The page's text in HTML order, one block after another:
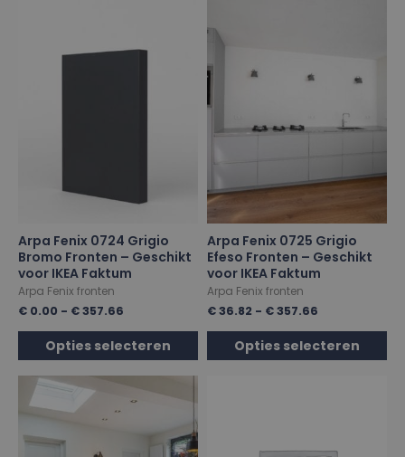
Arpa Fenix 0724 Grigio
Bromo Fronten – Geschikt
voor IKEA Faktum
Arpa Fenix fronten
€ 0.00 - €357.66
Opties selecteren
Arpa Fenix 0725 Grigio
Efeso Fronten – Geschikt
voor IKEA Faktum
Arpa Fenix fronten
€36.82 - €357.66
Opties selecteren